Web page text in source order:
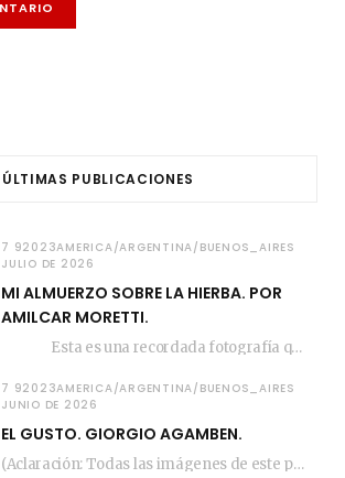
ÚLTIMAS PUBLICACIONES
7 92023AMERICA/ARGENTINA/BUENOS_AIRES
JULIO DE 2026
MI ALMUERZO SOBRE LA HIERBA. POR
AMILCAR MORETTI.
Esta es una recordada fotografía que registré…
7 92023AMERICA/ARGENTINA/BUENOS_AIRES
JUNIO DE 2026
EL GUSTO. GIORGIO AGAMBEN.
(Aclaración: Todas las imágenes de este posteo fueron tomadas de Bloghemia.com, y todos los…